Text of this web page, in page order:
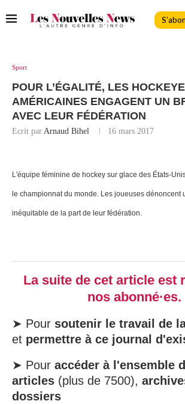
Sport
POUR L’ÉGALITÉ, LES
AMÉRICAINES ENGAGENT UN
AVEC LEUR FÉDÉRATION
Ecrit par Arnaud Bihel 16 mars 2017
L'équipe féminine de hockey sur glace des États-
le championnat du monde. Les joueuses dénoncent
inéquitable de la part de leur fédération.
La suite de cet article est
nos abonné·es.
➤ Pour soutenir le travail de
et permettre à ce journal
➤ Pour accéder à l'ensemble
articles (plus de 7500),
dossiers